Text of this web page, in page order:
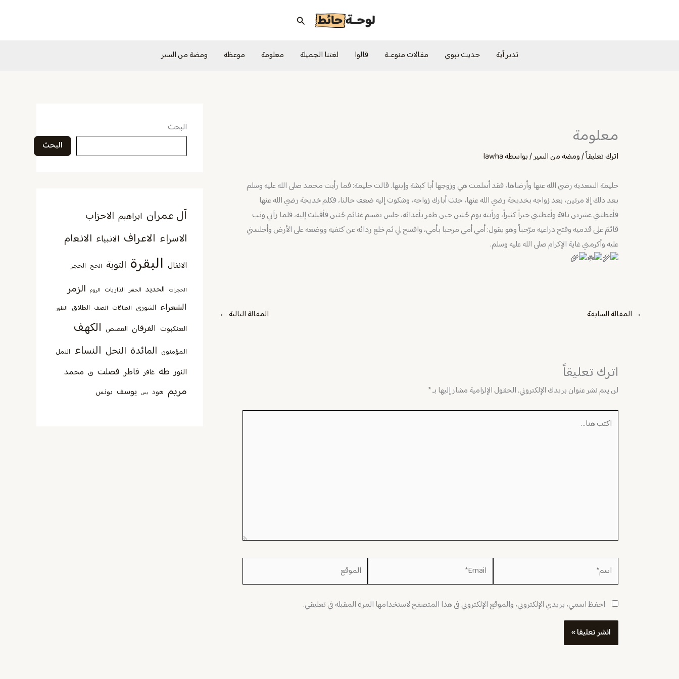
البحث
تدبر آية حديث نبوي مقالات منوعــة قالوا لغتنا الجميلة معلومة موعظة ومضة من السير
معلومة
اترك تعليقاً/ومضة من السير/ بواسطةlawha
حليمة السعدية رضي الله عنها وأرضاها، فقد أسلمت هي وزوجها أبا كبشة وإبنها. قالت حليمة: فما رأيت محمد صلى الله عليه وسلم
بعد ذلك إلا مرتين، بعد زواجه بخديجة رضي الله عنها، جئت أبارك زواجه، وشكوت إليه ضعف حالنا، فكلم خديجة رضي الله عنها
فأعطتني عشرين ناقة وأعطتني خيراً كثيراً، ورأيته يوم حُنين حين ظفر بأعدائه، جلس يقسم غنائم حُنين فأقبلت إليه، فلما رآني وثب
قائمً على قدميه وفتح ذراعيه مرّحباً وهو يقول: أمي أمي مرحبا بأمي، وافسح لي ثم خلع ردائه عن كتفيه ووضعه على الأرض وأجلسني
عليه وأكرمني غاية الإكرام صلى الله عليه وسلم.
→ المقالة السابقة المقالة التالية ←
اترك تعليقاً
لن يتم نشر عنوان بريدك الإلكتروني.الحقول الإلزامية مشار إليها بـ*
اكتب
اسم* Email* الموقع
احفظ اسمي، بريدي الإلكتروني، والموقع الإلكتروني في هذا المتصفح لاستخدامها المرة المقبلة في تعليقي.
البحث
البحث
آل عمران ابراهيم الاحزاب
الاسراء الاعراف الانبياء الانعام
الانفال البقرة التوبة الحج الحجر
الحجرات الحديد الحشر الذاريات الروم الزمر
الشعراء الشورى الصافات الصف الطلاق الطور
العنكبوت الفرقان القصص الكهف
المؤمنون المائدة النحل النساء النمل
النور طه غافر فاطر فصلت ق محمد
مريم هود يس يوسف يونس